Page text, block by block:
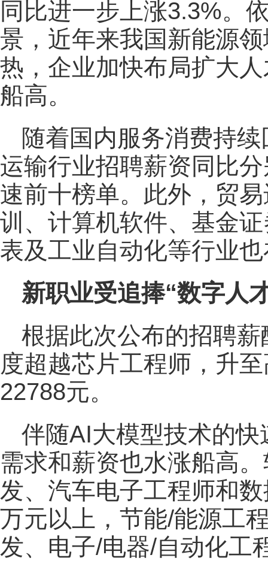
同比进一步上涨3.3%。
景，近年来我国新能源
热，企业加快布局扩大
船高。
随着国内服务消费持
运输行业招聘薪资同比
速前十榜单。此外，贸
训 、计算机软件、基金
表及工业自动化等行业
新职业受追捧“数字人
根据此次公布的招聘
度超越芯片工程师，升
22788元。
伴随AI大模型技术的
需求和薪资也水涨船高
发、汽车电子工程师和
万元以上，节能/能源工
发、电子/电器/自动化工